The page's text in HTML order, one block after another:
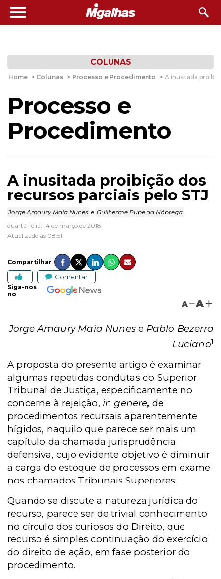
COLUNAS
Home > Colunas > Processo e Procedimento > A inusitada
Processo e
Procedimento
A inusitada proibição dos
recursos parciais pelo STJ
Jorge Amaury Maia Nunes e Guilherme Pupe da Nóbrega
quarta-feira, 14 de março de 2018
Atualizado às 08:51
Compartilhar
Comentar
Siga-nos
no
A A
Jorge Amaury Maia Nunese Pablo Bezerra
Luciano1
A proposta do presente artigo é examinar
algumas repetidas condutas do Superior
Tribunal de Justiça, especificamente no
concerne à rejeição, in genere, de
procedimentos recursais aparentemente
hígidos, naquilo que parece ser mais um
capítulo da chamada jurisprudência
defensiva, cujo evidente objetivo é diminuir
a carga do estoque de processos em exame
nos chamados Tribunais Superiores.
Quando se discute a natureza jurídica do
recurso, parece ser de trivial conhecimento
no círculo dos curiosos do Direito, que
recurso é simples continuação do exercício
do direito de ação, em fase posterior do
procedimento.